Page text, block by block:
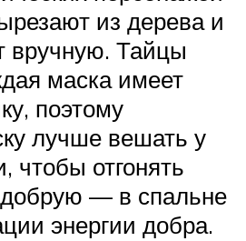
из дерева и
вручную. Тайцы
маска имеет
поэтому
лучше вешать у
чтобы отгонять
— в спальне
энергии добра.